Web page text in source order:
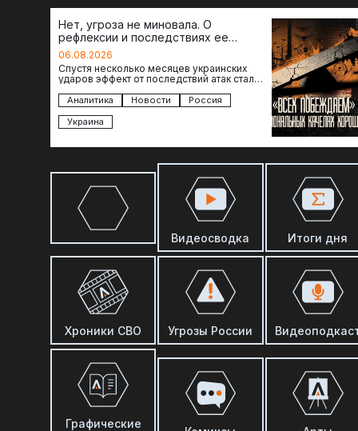
Нет, угроза не миновала. О
рефлексии и последствиях ее
отсутствия
06.08.2026
Спустя несколько месяцев украинских
ударов эффект от последствий атак стал
коллапса розничной торговли не…
Аналитика Новости
Россия
Украина
Видеосводка Итоги дня
Хроники СВО Угрозы России
Графические